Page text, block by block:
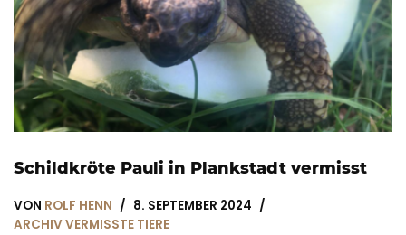
Schildkröte Pauli in Plankstadt vermisst
VON ROLF HENN
8. SEPTEMBER 2024
ARCHIV VERMISSTE TIERE